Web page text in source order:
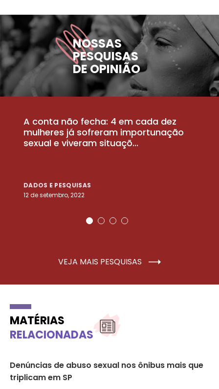
NOSSAS
PESQUISAS
DE OPINIÃO
A conta não fecha: 4 em cada dez
mulheres já sofreram importunação
sexual e viveram situaçõ...
DADOS E PESQUISAS
12 de setembro, 2022
VEJA MAIS PESQUISAS
MATÉRIAS
RELACIONADAS
Denúncias de abuso sexual nos ônibus mais que
triplicam em SP